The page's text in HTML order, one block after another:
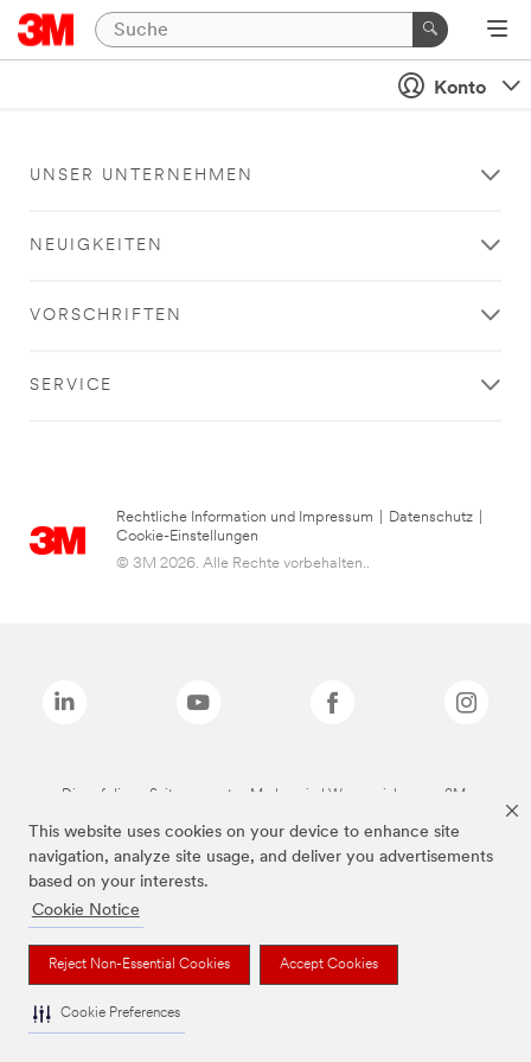
This website uses cookies on your device to enhance site
navigation, analyze site usage, and deliver you advertisements
based on your interests.
Cookie Notice
Reject Non-Essential Cookies Accept Cookies
Cookie Preferences
Konto
UNSER UNTERNEHMEN
NEUIGKEITEN
VORSCHRIFTEN
SERVICE
Rechtliche Information und Impressum Datenschutz
Cookie-Einstellungen
© 3M 2026. Alle Rechte vorbehalten..
Die auf dieser Seite genannten Marken sind Warenzeichen von 3M.